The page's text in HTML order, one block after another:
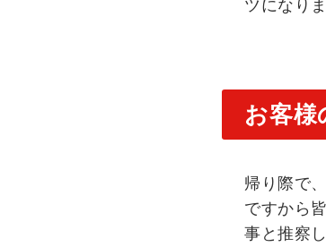
ツになりま
お客様
帰り際で
ですから
事と推察し